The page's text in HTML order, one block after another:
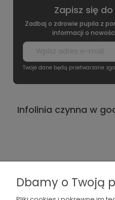
Zapisz się
Zadbaj o zdrowie pupila z
informacji o
Twoje dane będą przetwarzane
Infolinia czynna w
Dbamy o Twoją